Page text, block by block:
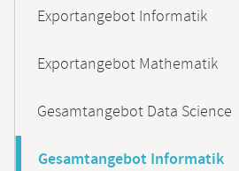
Exportangebot Informatik
Exportangebot Mathematik
Gesamtangebot Data Science
Gesamtangebot Informatik